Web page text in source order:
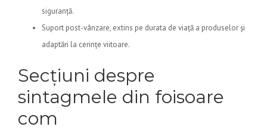
siguranță.
Suport post-vânzare, extins pe durata de viață a produselor și
adaptări la cerințe viitoare.
Secțiuni despre
sintagmele din foisoare
com